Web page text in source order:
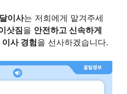
이사는 저희에게 맡겨주세
삿짐을 안전하고 신속하게
사 경험을 선사하겠습니다.